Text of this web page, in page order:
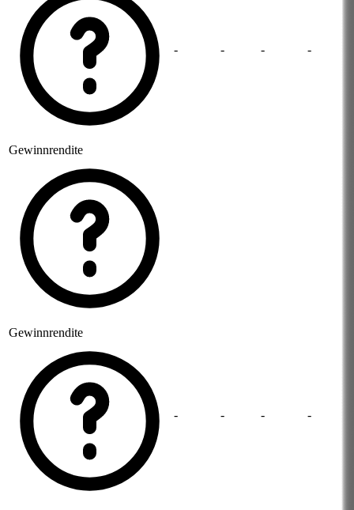
- - - -
Gewinnrendite
Gewinnrendite
- - - -